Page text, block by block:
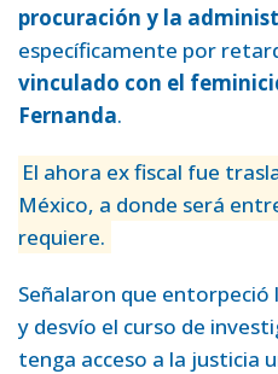
procuración y la
específicamente por
vinculado con el
Fernanda.
El ahora ex fiscal fue
México, a donde será
requiere.
Señalaron que
y desvío el curso de
tenga acceso a la justicia